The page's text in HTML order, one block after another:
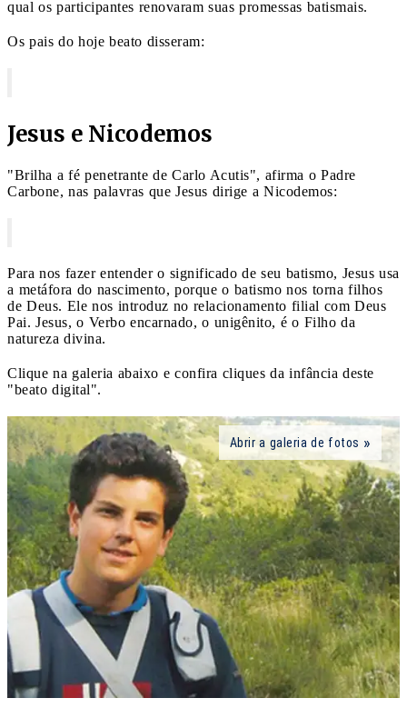
qual os participantes renovaram suas promessas batismais.
Os pais do hoje beato disseram:
Jesus e Nicodemos
"Brilha a fé penetrante de Carlo Acutis", afirma o Padre
Carbone, nas palavras que Jesus dirige a Nicodemos:
Para nos fazer entender o significado de seu batismo, Jesus usa
a metáfora do nascimento, porque o batismo nos torna filhos
de Deus. Ele nos introduz no relacionamento filial com Deus
Pai. Jesus, o Verbo encarnado, o unigênito, é o Filho da
natureza divina.
Clique na galeria abaixo e confira cliques da infância deste
"beato digital".
Abrir a galeria de fotos